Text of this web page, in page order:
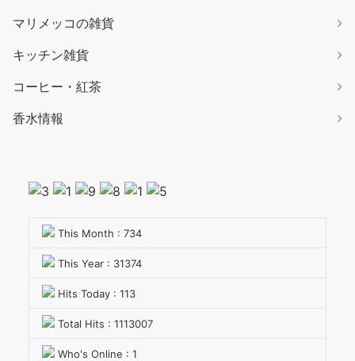
マリメッコの雑貨
キッチン雑貨
コーヒー・紅茶
香水情報
This Month : 734
This Year : 31374
Hits Today : 113
Total Hits : 1113007
Who's Online : 1